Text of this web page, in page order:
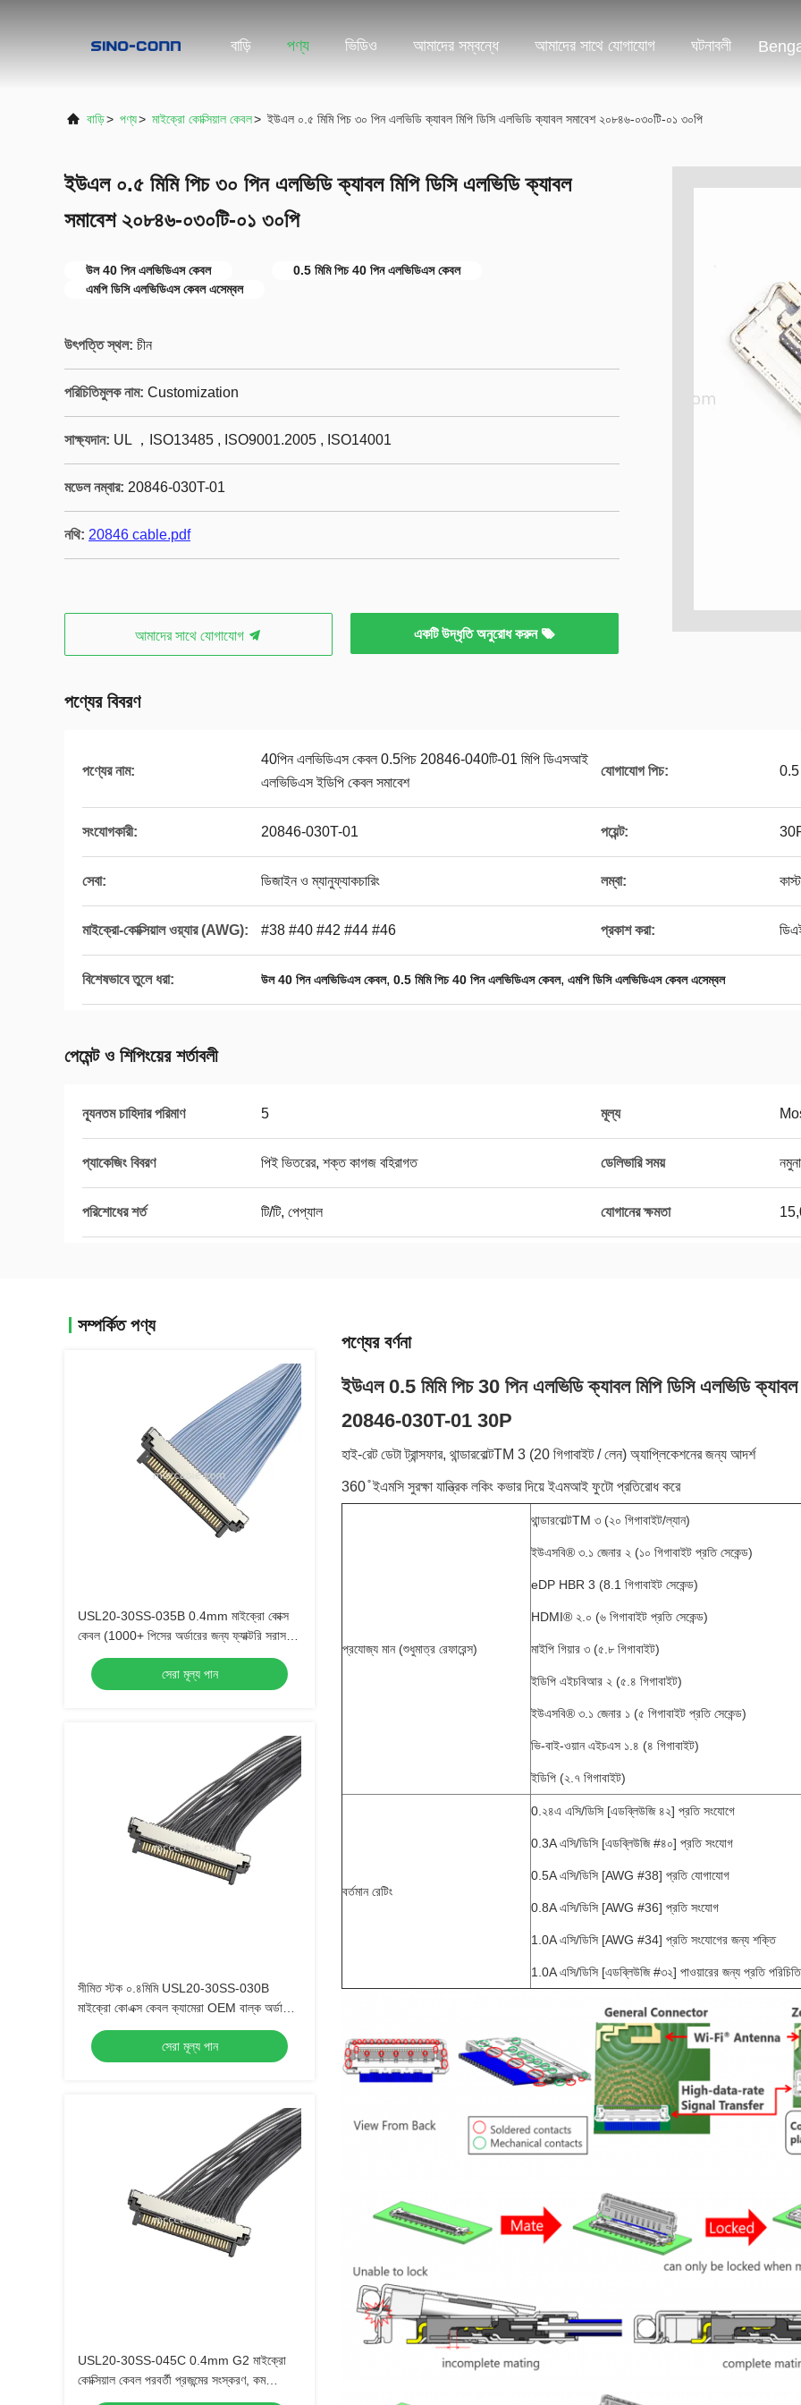
বাড়ি পণ্য ভিডিও আমাদের সম্বন্ধে আমাদের সাথে যোগাযোগ ঘটনাবলী
বাড়ি> পণ্য> মাইক্রো কোক্সিয়াল কেবল> ইউএল ০.৫ মিমি পিচ ৩০ পিন এলভিডি ক্যাবল মিপি ডিসি এলভিডি ক্যাবল সমাবেশ ২০৮৪৬-০৩০টি-০১ ৩০পি
ইউএল ০.৫ মিমি পিচ ৩০ পিন এলভিডি ক্যাবল মিপি ডিসি এলভিডি ক্যাবল
সমাবেশ ২০৮৪৬-০৩০টি-০১ ৩০পি
উল 40 পিন এলভিডিএস কেবল
0.5 মিমি পিচ 40 পিন এলভিডিএস কেবল
এমপি ডিসি এলভিডিএস কেবল এসেম্বল
উৎপত্তি স্থল: চীন
পরিচিতিমুলক নাম: Customization
সাক্ষ্যদান: UL ，ISO13485 , ISO9001.2005 , ISO14001
মডেল নম্বার: 20846-030T-01
নথি: 20846 cable.pdf
আমাদের সাথে যোগাযোগ একটি উদ্ধৃতি অনুরোধ করুন
পণ্যের বিবরণ
পণ্যের নাম:
40পিন এলভিডিএস কেবল 0.5পিচ 20846-040টি-01 মিপি ডিএসআই
এলভিডিএস ইডিপি কেবল সমাবেশ
যোগাযোগ পিচ: 0.5
সংযোগকারী: 20846-030T-01 পয়েন্ট:
সেবা: ডিজাইন ও ম্যানুফ্যাকচারিং লম্বা:
মাইক্রো-কোক্সিয়াল ওয়্যার (AWG): #38 #40 #42 #44 #46 প্রকাশ করা:
বিশেষভাবে তুলে ধরা: উল 40 পিন এলভিডিএস কেবল, 0.5 মিমি পিচ 40 পিন এলভিডিএস কেবল, এমপি ডিসি এলভিডিএস কেবল এসেম্বল
পেমেন্ট ও শিপিংয়ের শর্তাবলী
ন্যূনতম চাহিদার পরিমাণ 5 মূল্য
প্যাকেজিং বিবরণ পিই ভিতরের, শক্ত কাগজ বহিরাগত ডেলিভারি সময়
পরিশোধের শর্ত টি/টি, পেপ্যাল যোগানের ক্ষমতা
সম্পর্কিত পণ্য
USL20-30SS-035B 0.4mm মাইক্রো কোক্স
কেবল (1000+ পিসের অর্ডারের জন্য ফ্যাক্টরি সরাসরি
সেরা মূল্য পান
সীমিত স্টক ০.৪মিমি USL20-30SS-030B
মাইক্রো কোএক্স কেবল ক্যামেরা OEM বাল্ক অর্ডারের
জন্য দ্রুত ডেলিভারি
সেরা মূল্য পান
USL20-30SS-045C 0.4mm G2 মাইক্রো
কোক্সিয়াল কেবল পরবর্তী প্রজন্মের সংস্করণ, কম
সন্নিবেশ বল সহ
পণ্যের বর্ণনা
ইউএল 0.5 মিমি পিচ 30 পিন এলভিডি ক্যাবল মিপি ডিসি এলভিডি ক্যাবল
20846-030T-01 30P
হাই-রেট ডেটা ট্রান্সফার, থান্ডারবোল্টTM 3 (20 গিগাবাইট / লেন) অ্যাপ্লিকেশনের জন্য আদর্শ
360 ̊ ইএমসি সুরক্ষা যান্ত্রিক লকিং কভার দিয়ে ইএমআই ফুটো প্রতিরোধ করে
প্রযোজ্য মান (শুধুমাত্র রেফারেন্স)
থান্ডারবোল্টTM ৩ (২০ গিগাবাইট/ল্যান)
ইউএসবি® ৩.১ জেনার ২ (১০ গিগাবাইট প্রতি সেকেন্ড)
eDP HBR 3 (8.1 গিগাবাইট সেকেন্ড)
HDMI® ২.০ (৬ গিগাবাইট প্রতি সেকেন্ড)
মাইপি গিয়ার ৩ (৫.৮ গিগাবাইট)
ইডিপি এইচবিআর ২ (৫.৪ গিগাবাইট)
ইউএসবি® ৩.১ জেনার ১ (৫ গিগাবাইট প্রতি সেকেন্ড)
ভি-বাই-ওয়ান এইচএস ১.৪ (৪ গিগাবাইট)
ইডিপি (২.৭ গিগাবাইট)
বর্তমান রেটিং
0.২৪এ এসি/ডিসি [এডব্লিউজি ৪২] প্রতি সংযোগে
0.3A এসি/ডিসি [এডব্লিউজি #৪০] প্রতি সংযোগ
0.5A এসি/ডিসি [AWG #38] প্রতি যোগাযোগ
0.8A এসি/ডিসি [AWG #36] প্রতি সংযোগ
1.0A এসি/ডিসি [AWG #34] প্রতি সংযোগের জন্য শক্তি
1.0A এসি/ডিসি [এডব্লিউজি #৩২] পাওয়ারের জন্য প্রতি